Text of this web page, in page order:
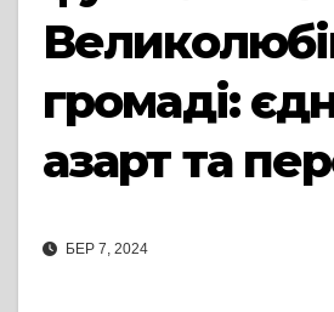
громаді:
азарт та
БЕР 7, 2024